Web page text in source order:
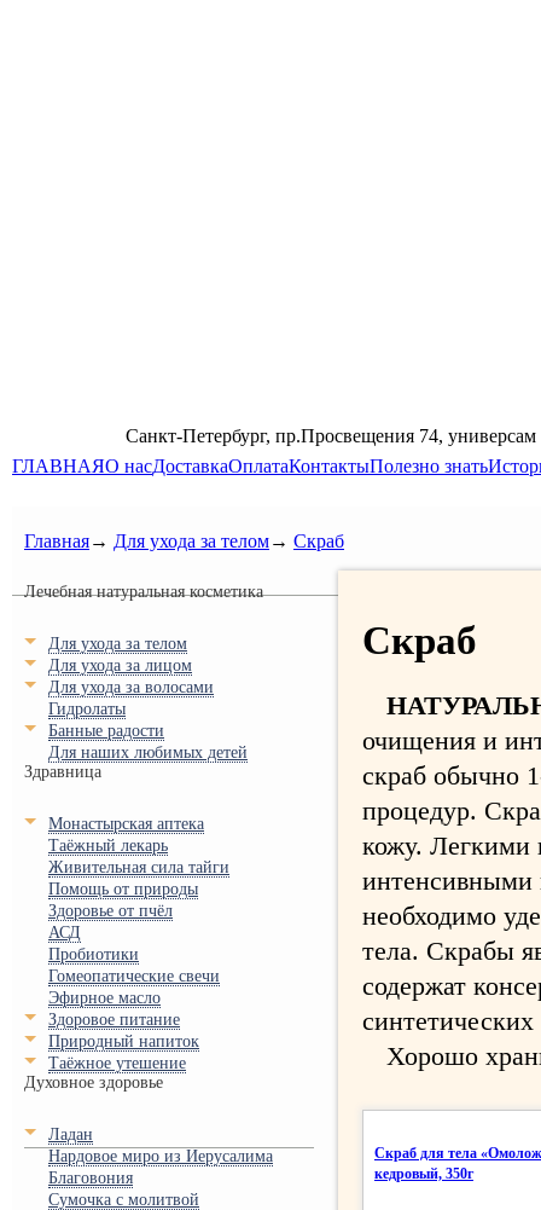
Санкт-Петербург, пр.Просвещения 74,
ГЛАВНАЯО насДоставкаОплатаКонтактыПолезно знать
Главная→ Для ухода за телом→ Скраб
Лечебная натуральная косметика
Для ухода за телом
Для ухода за лицом
Для ухода за волосами
Гидролаты
Банные радости
Для наших любимых детей
Здравница
Монастырская аптека
Таёжный лекарь
Живительная сила тайги
Помощь от природы
Здоровье от пчёл
АСД
Пробиотики
Гомеопатические свечи
Эфирное масло
Здоровое питание
Природный напиток
Таёжное утешение
Духовное здоровье
Ладан
Нардовое миро из Иерусалима
Благовония
Сумочка с молитвой
Скраб
очищения и
скраб обычно
процедур.
кожу. Легкими
интенсивными
необходимо
тела. Скрабы
содержат
Хорошо
Скраб для тела
кедровый, 350г